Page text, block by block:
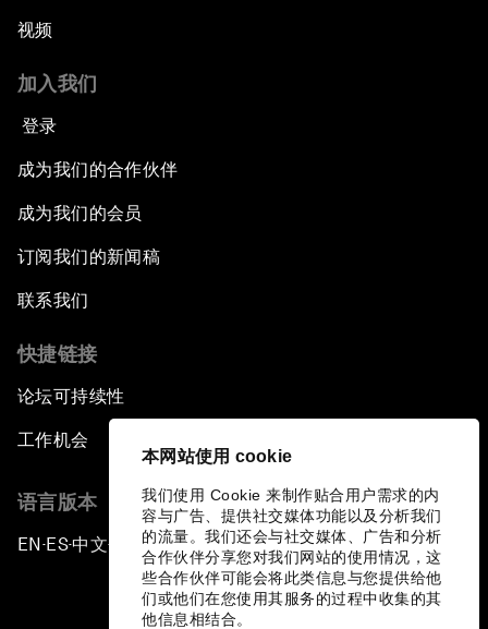
本网站使用 cookie
我们使用 Cookie 来制作贴合用户需求的内
容与广告、提供社交媒体功能以及分析我们
的流量。我们还会与社交媒体、广告和分析
合作伙伴分享您对我们网站的使用情况，这
些合作伙伴可能会将此类信息与您提供给他
们或他们在您使用其服务的过程中收集的其
他信息相结合。
视频
加入我们
登录
成为我们的合作伙伴
成为我们的会员
订阅我们的新闻稿
联系我们
快捷链接
论坛可持续性
工作机会
语言版本
EN ▪ES▪中文▪ 日本語